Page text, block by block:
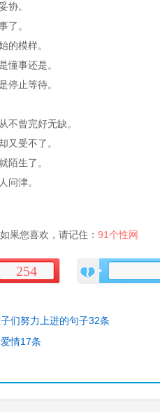
协。
了。
的模样。
懂事还是。
停止等待。
不曾完好无缺。
又受不了。
陌生了。
问津。
如果您喜欢，请记住： 91个性网
254
们努力上进的句子32条
情17条